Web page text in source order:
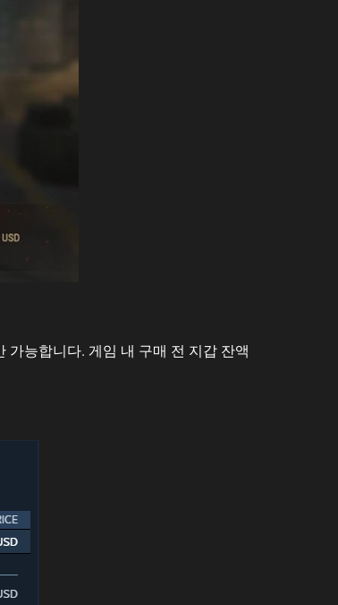
능합니다. 게임 내 구매 전 지갑 잔액